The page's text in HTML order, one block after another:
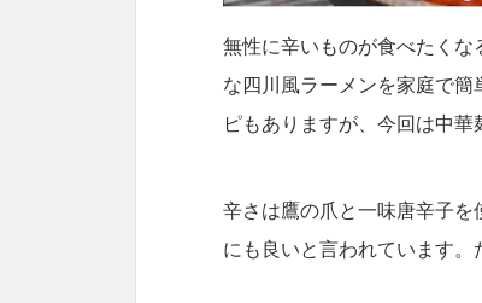
無性に辛いものが食べたく
な四川風ラーメンを家庭で簡
ピもありますが、今回は中華
辛さは鷹の爪と一味唐辛子を
にも良いと言われています。